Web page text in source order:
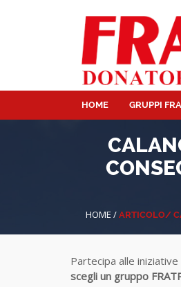
HOME GRUPPI
HOME / ARTICOLO/
Partecipa alle
scegli un gruppo